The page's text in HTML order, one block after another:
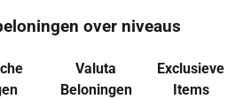
over niveaus
Valuta
Beloningen
Exclusieve
Items